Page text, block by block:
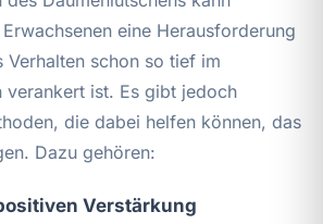
eine Herausforderung
Verhalten schon so tief im
verankert ist. Es gibt jedoch
die dabei helfen können, das
Dazu gehören:
Verstärkung